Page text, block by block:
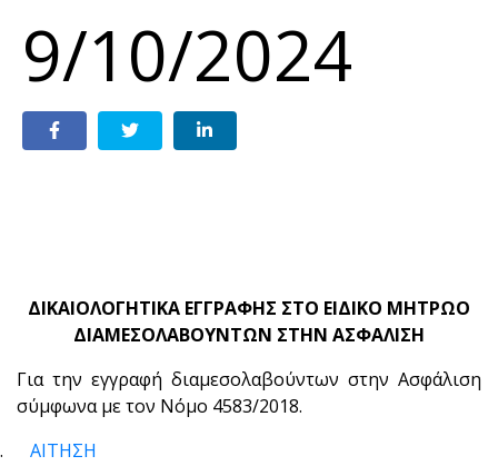
9/10/2024
ΔΙΚΑΙΟΛΟΓΗΤΙΚΑ ΕΓΓΡΑΦΗΣ ΣΤΟ ΕΙΔΙΚΟ ΜΗΤΡΩΟ
ΔΙΑΜΕΣΟΛΑΒΟΥΝΤΩΝ ΣΤΗΝ ΑΣΦΑΛΙΣΗ
Για την εγγραφή διαμεσολαβούντων στην Ασφάλιση
σύμφωνα με τον Νόμο 4583/2018.
ΑΙΤΗΣΗ